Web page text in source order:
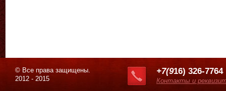
© Все права защищены.
2012 - 2015
+7(916) 326-7764
Контакты и